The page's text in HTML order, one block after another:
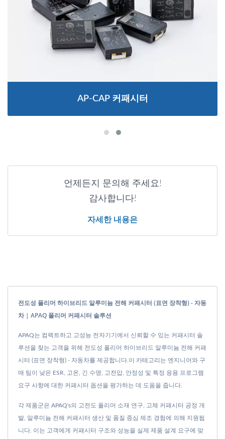
AP-CAP 커패시터
언제든지 문의해 주세요!
감사합니다!
자세한 내용은
전도성 폴리머 하이브리드 알루미늄 전해 커패시터 (표면 장착형) - 자동
차 | APAQ 폴리머 커패시터 솔루션
APAQ는 컴팩트하고 고성능 전자기기에서 신뢰할 수 있는 커패시터 솔
루션을 찾는 고객을 위해 전도성 폴리머 하이브리드 알루미늄 전해 커패
시터 (표면 장착형) - 자동차를 제공합니다.이 카테고리는 엔지니어와 구
매 팀이 낮은 ESR, 고온, 긴 수명, 고전압, 안정성 및 특정 응용 프로그램
요구 사항에 대한 커패시터 옵션을 평가하는 데 도움을 줍니다.
각 제품군은 APAQ's의 고전도 폴리머 소재 연구, 고체 커패시터 공정 개
발, 알루미늄 전해 커패시터 생산 및 품질 중심 제조 경험에 의해 지원됩
니다. 이는 고객에게 커패시터 구조와 성능을 실제 제품 설계 요구에 맞